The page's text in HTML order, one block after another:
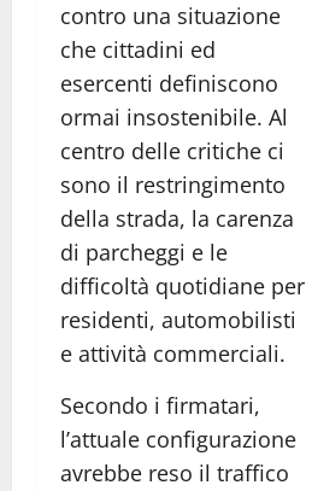
contro una situazione
che cittadini ed
esercenti definiscono
ormai insostenibile. Al
centro delle critiche ci
sono il restringimento
della strada, la carenza
di parcheggi e le
difficoltà quotidiane per
residenti, automobilisti
e attività commerciali.
Secondo i firmatari,
l’attuale configurazione
avrebbe reso il traffico